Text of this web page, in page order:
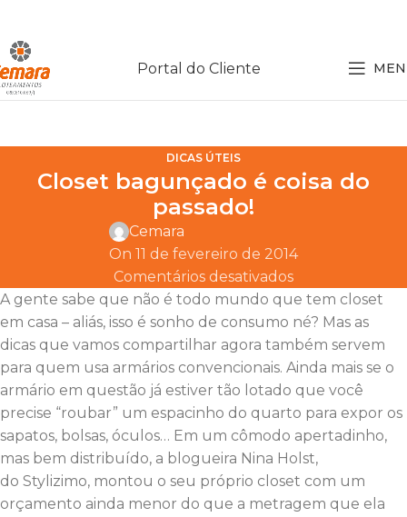
Portal do Cliente
DICAS ÚTEIS
Closet bagunçado é coisa do
passado!
Cemara
On 11 de fevereiro de 2014
Comentários desativados
A gente sabe que não é todo mundo que tem closet
em casa – aliás, isso é sonho de consumo né? Mas as
dicas que vamos compartilhar agora também servem
para quem usa armários convencionais. Ainda mais se o
armário em questão já estiver tão lotado que você
precise “roubar” um espacinho do quarto para expor os
sapatos, bolsas, óculos… Em um cômodo apertadinho,
mas bem distribuído, a blogueira Nina Holst,
do Stylizimo, montou o seu próprio closet com um
orçamento ainda menor do que a metragem que ela